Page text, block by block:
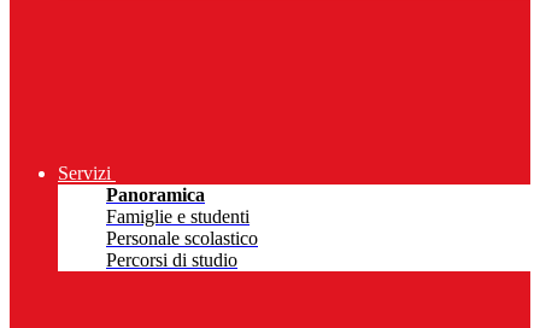
Servizi
Panoramica
Famiglie e studenti
Personale scolastico
Percorsi di studio